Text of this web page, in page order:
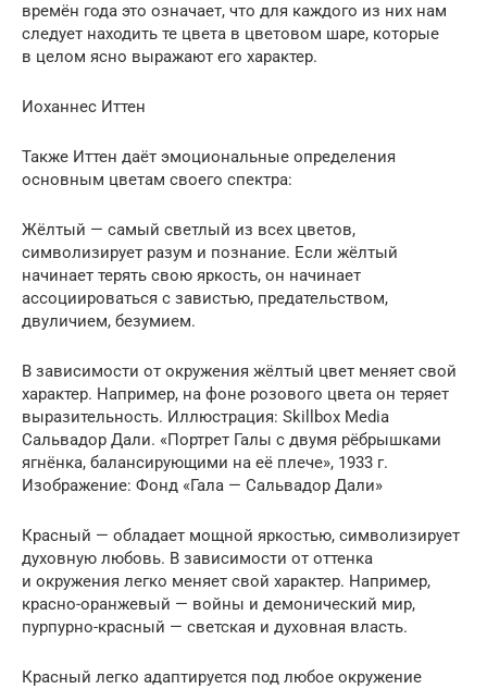
времён года это означает, что для каждого из них нам
следует находить те цвета в цветовом шаре, которые
в целом ясно выражают его характер.
Иоханнес Иттен
Также Иттен даёт эмоциональные определения
основным цветам своего спектра:
Жёлтый — самый светлый из всех цветов,
символизирует разум и познание. Если жёлтый
начинает терять свою яркость, он начинает
ассоциироваться с завистью, предательством,
двуличием, безумием.
В зависимости от окружения жёлтый цвет меняет свой
характер. Например, на фоне розового цвета он теряет
выразительность. Иллюстрация: Skillbox Media
Сальвадор Дали. «Портрет Галы с двумя рёбрышками
ягнёнка, балансирующими на её плече», 1933 г.
Изображение: Фонд «Гала — Сальвадор Дали»
Красный — обладает мощной яркостью, символизирует
духовную любовь. В зависимости от оттенка
и окружения легко меняет свой характер. Например,
красно-оранжевый — войны и демонический мир,
пурпурно-красный — светская и духовная власть.
Красный легко адаптируется под любое окружение